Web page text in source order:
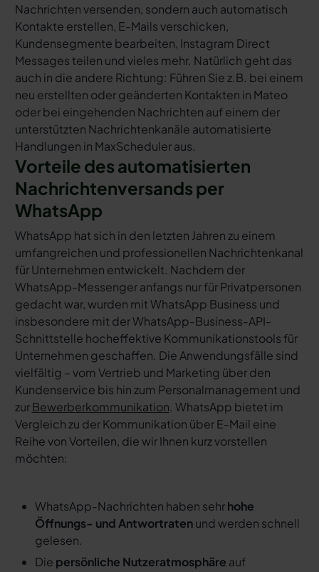
Nachrichten versenden, sondern auch automatisch
Kontakte erstellen, E-Mails verschicken,
Kundensegmente bearbeiten, Instagram Direct
Messages teilen und vieles mehr. Natürlich geht das
auch in die andere Richtung: Führen Sie z.B. bei einem
neu erstellten oder geänderten Kontakten in Mateo
oder bei eingehenden Nachrichten auf einem der
unterstützten Nachrichtenkanäle automatisierte
Handlungen in MaxScheduler aus.
Vorteile des automatisierten
Nachrichtenversands per
WhatsApp
WhatsApp hat sich in den letzten Jahren zu einem
umfangreichen und professionellen Nachrichtenkanal
für Unternehmen entwickelt. Nachdem der
WhatsApp-Messenger anfangs nur für Privatpersonen
gedacht war, wurden mit WhatsApp Business und
insbesondere mit der WhatsApp-Business-API-
Schnittstelle hocheffektive Kommunikationstools für
Unternehmen geschaffen. Die Anwendungsfälle sind
vielfältig – vom Vertrieb und Marketing über den
Kundenservice bis hin zum Personalmanagement und
zurBewerberkommunikation. WhatsApp bietet im
Vergleich zu der Kommunikation über E-Mail eine
Reihe von Vorteilen, die wir Ihnen kurz vorstellen
möchten:
WhatsApp-Nachrichten haben sehrhohe
Öffnungs- und Antwortratenund werden schnell
gelesen.
Die persönliche Nutzeratmosphäre auf